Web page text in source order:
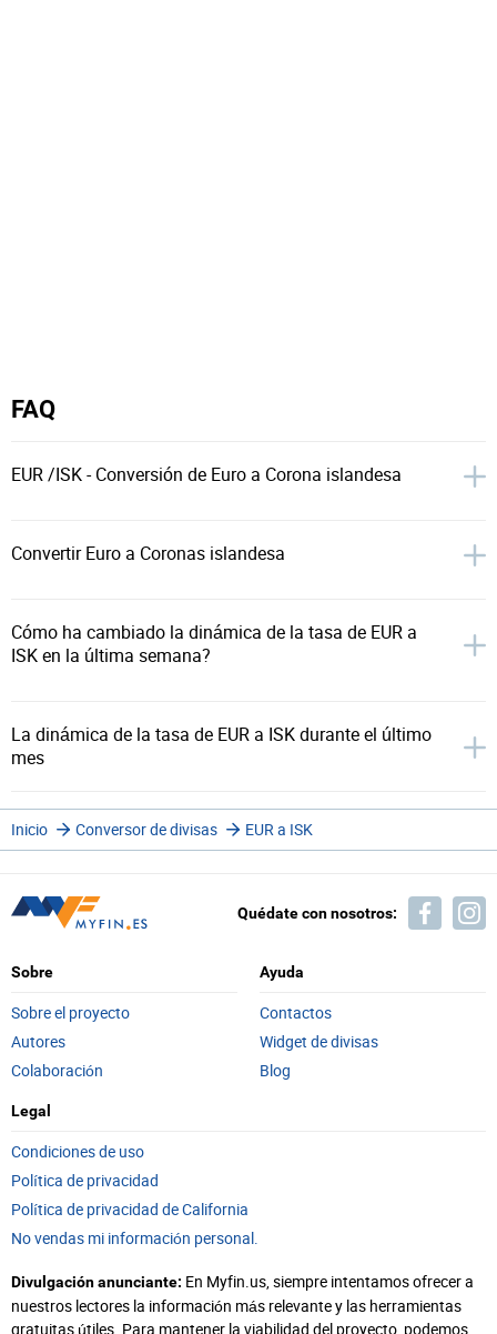
FAQ
EUR /ISK - Conversión de Euro a Corona islandesa
Convertir Euro a Coronas islandesa
Cómo ha cambiado la dinámica de la tasa de EUR a
ISK en la última semana?
La dinámica de la tasa de EUR a ISK durante el último
mes
Inicio Conversor de divisas EUR a ISK
Quédate con nosotros:
Sobre
Sobre el proyecto
Autores
Colaboración
Ayuda
Contactos
Widget de divisas
Blog
Legal
Condiciones de uso
Política de privacidad
Política de privacidad de California
No vendas mi información personal.
Divulgación anunciante: En Myfin.us, siempre intentamos ofrecer a
nuestros lectores la información más relevante y las herramientas
gratuitas útiles. Para mantener la viabilidad del proyecto, podemos